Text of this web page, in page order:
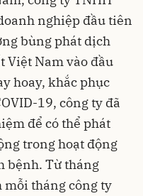
nghiệp đầu tiên
bùng phát dịch
Việt Nam vào đầu
hoay, khắc phục
19, công ty đã
để có thể phát
trong hoạt động
bệnh. Từ tháng
tháng công ty